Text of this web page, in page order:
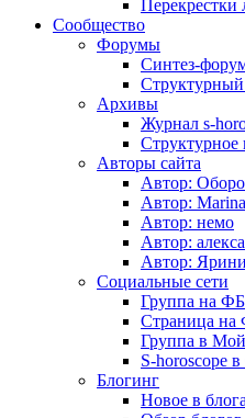
Перекрестки
Сообщество
Форумы
Синтез-
Архивы
Журнал s-
Структурное
Авторы сайта
Автор:
Автор: Marina
Автор: немo
Автор:
Автор:
Социальные сети
Группа на ФБ
Страница на
Группа в
S-horoscope
Блогинг
Новое в